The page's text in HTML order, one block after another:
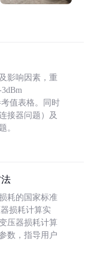
影响因素，重
值表格。同时
接器问题）及
。
耗的国家标准
器损耗计算实
压器损耗计算
数，指导用户